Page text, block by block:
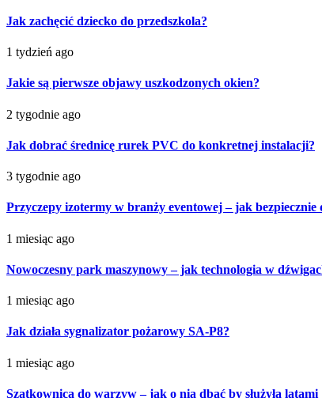
Jak zachęcić dziecko do przedszkola?
1 tydzień ago
Jakie są pierwsze objawy uszkodzonych okien?
2 tygodnie ago
Jak dobrać średnicę rurek PVC do konkretnej instalacji?
3 tygodnie ago
Przyczepy izotermy w branży eventowej – jak
1 miesiąc ago
Nowoczesny park maszynowy – jak technologia w
1 miesiąc ago
Jak działa sygnalizator pożarowy SA-P8?
1 miesiąc ago
Szatkownica do warzyw – jak o nią dbać by służyła latami